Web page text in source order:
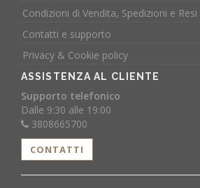
Condizioni di Vendita, Spedizioni e Resi
Contatti e supporto
Privacy & Cookie policy
ASSISTENZA AL CLIENTE
Supporto telefonico
Dalle 9:30 alle 19:00
3808665700
CONTATTI